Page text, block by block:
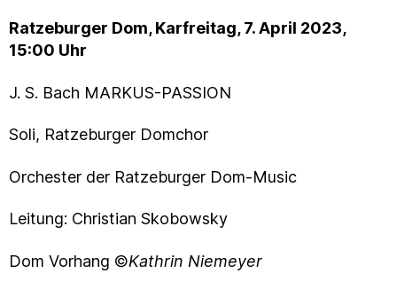
Ratzeburger Dom, Karfreitag, 7. April 2023,
15:00 Uhr
J. S. Bach MARKUS-PASSION
Soli, Ratzeburger Domchor
Orchester der Ratzeburger Dom-Music
Leitung: Christian Skobowsky
Dom Vorhang ©Kathrin Niemeyer